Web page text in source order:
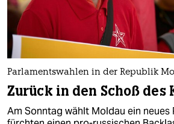
Parlamentswahlen in der Republik
Zurück in den Schoß des
Am Sonntag wählt Moldau ein neues